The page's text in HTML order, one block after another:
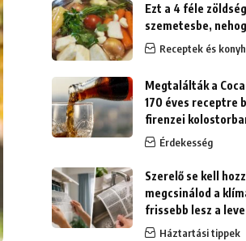
Ezt a 4 féle
szemetesbe,
Receptek és
Megtalálták a
170 éves receptre
firenzei
Érdekesség
Szerelő se kell
megcsinálod a
frissebb lesz a
Háztartási tippek